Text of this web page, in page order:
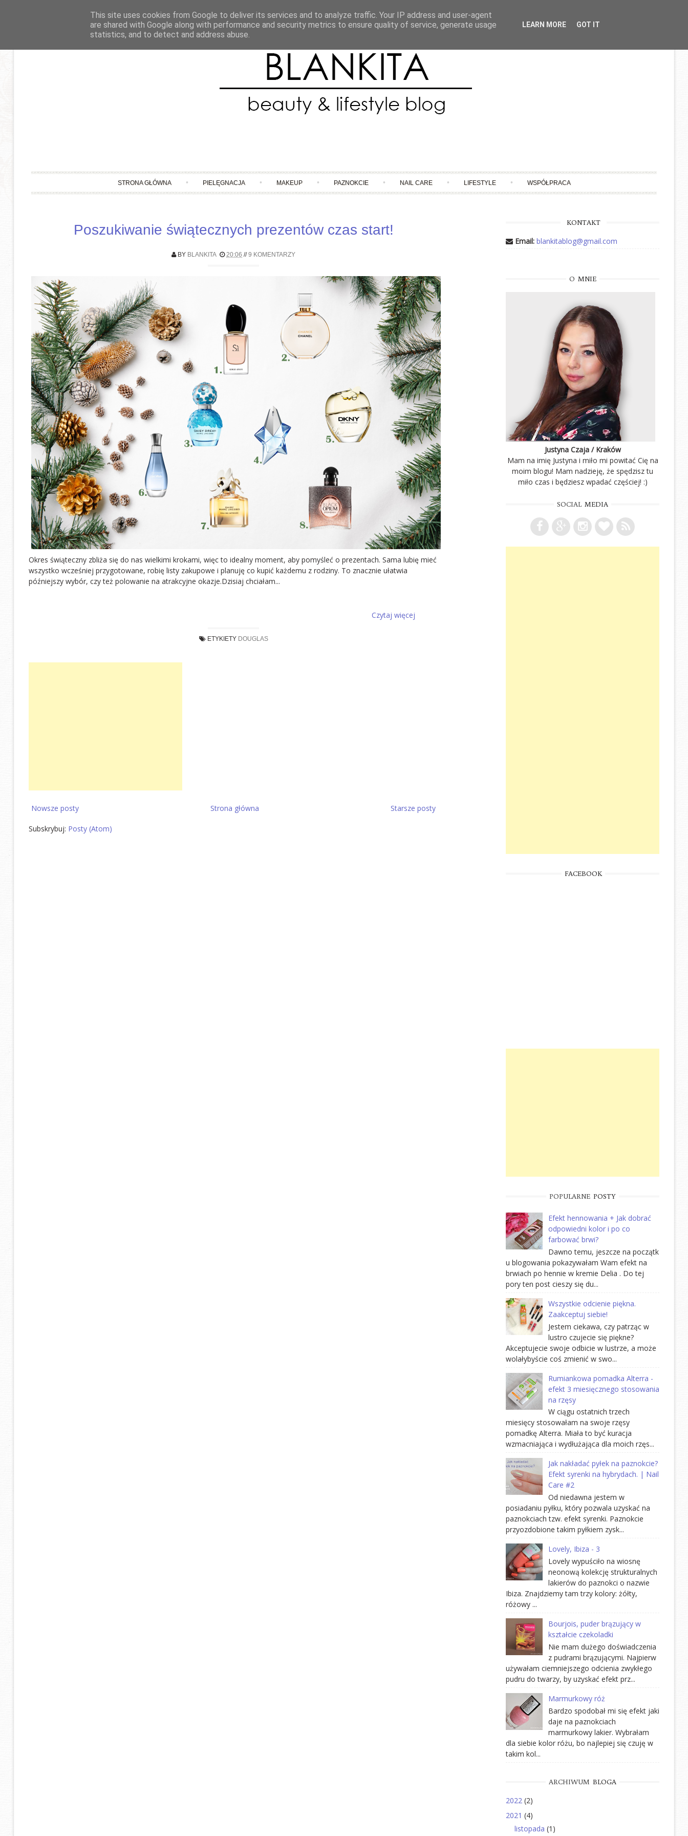
STRONA GŁÓWNA PIELĘGNACJA MAKEUP PAZNOKCIE NAIL CARE LIFESTYLE WSPÓŁPRACA
Poszukiwanie świątecznych prezentów czas start!
BY BLANKITA 20:06 //9 KOMENTARZY
Okres świąteczny zbliża się do nas wielkimi krokami, więc to idealny moment, aby pomyśleć o prezentach. Sama lubię mieć
wszystko wcześniej przygotowane, robię listy zakupowe i planuję co kupić każdemu z rodziny. To znacznie ułatwia
późniejszy wybór, czy też polowanie na atrakcyjne okazje.Dzisiaj chciałam...
Czytaj więcej
ETYKIETY DOUGLAS
Nowsze posty Starsze posty
Strona główna
Subskrybuj: Posty (Atom)
KONTAKT
Email: blankitablog@gmail.com
O MNIE
Justyna Czaja / Kraków
Mam na imię Justyna i miło mi powitać Cię na
moim blogu! Mam nadzieję, że spędzisz tu
miło czas i będziesz wpadać częściej! :)
SOCIAL MEDIA
FACEBOOK
POPULARNE POSTY
Efekt hennowania + Jak dobrać
odpowiedni kolor i po co
farbować brwi?
Dawno temu, jeszcze na początk
u blogowania pokazywałam Wam efekt na
brwiach po hennie w kremie Delia . Do tej
pory ten post cieszy się du...
Wszystkie odcienie piękna.
Zaakceptuj siebie!
Jestem ciekawa, czy patrząc w
lustro czujecie się piękne?
Akceptujecie swoje odbicie w lustrze, a może
wolałybyście coś zmienić w swo...
Rumiankowa pomadka Alterra -
efekt 3 miesięcznego stosowania
na rzęsy
W ciągu ostatnich trzech
miesięcy stosowałam na swoje rzęsy
pomadkę Alterra. Miała to być kuracja
wzmacniająca i wydłużająca dla moich rzęs...
Jak nakładać pyłek na paznokcie?
Efekt syrenki na hybrydach. | Nail
Care #2
Od niedawna jestem w
posiadaniu pyłku, który pozwala uzyskać na
paznokciach tzw. efekt syrenki. Paznokcie
przyozdobione takim pyłkiem zysk...
Lovely, Ibiza - 3
Lovely wypuściło na wiosnę
neonową kolekcję strukturalnych
lakierów do paznokci o nazwie
Ibiza. Znajdziemy tam trzy kolory: żółty,
różowy ...
Bourjois, puder brązujący w
kształcie czekoladki
Nie mam dużego doświadczenia
z pudrami brązującymi. Najpierw
używałam ciemniejszego odcienia zwykłego
pudru do twarzy, by uzyskać efekt prz...
Marmurkowy róż
Bardzo spodobał mi się efekt jaki
daje na paznokciach
marmurkowy lakier. Wybrałam
dla siebie kolor różu, bo najlepiej się czuję w
takim kol...
ARCHIWUM BLOGA
2022 (2)
2021 (4)
listopada (1)
This site uses cookies from Google to deliver its services and to analyze traffic. Your IP address and user-agent
are shared with Google along with performance and security metrics to ensure quality of service, generate usage
statistics, and to detect and address abuse.
LEARN MORE GOT IT